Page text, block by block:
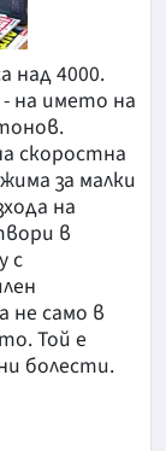
над 4000.
на името на
скоростна
за малки
на
в
с
не само в
Той е
болести.